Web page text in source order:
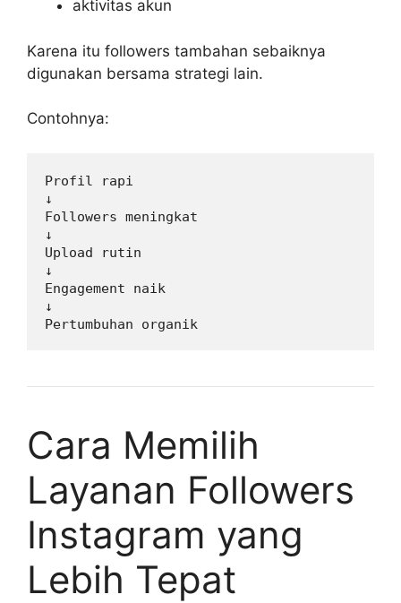
aktivitas akun
Karena itu followers tambahan sebaiknya
digunakan bersama strategi lain.
Contohnya:
Profil rapi
↓
Followers meningkat
↓
Upload rutin
↓
Engagement naik
↓
Cara Memilih
Layanan Followers
Instagram yang
Lebih Tepat